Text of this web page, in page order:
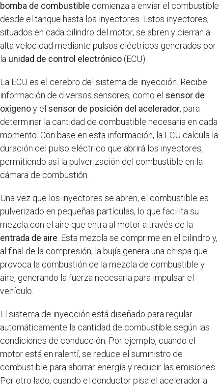
bomba de combustible comienza a enviar el combustible
desde el tanque hasta los inyectores. Estos inyectores,
situados en cada cilindro del motor, se abren y cierran a
alta velocidad mediante pulsos eléctricos generados por
la unidad de control electrónico (ECU).
La ECU es el cerebro del sistema de inyección. Recibe
información de diversos sensores, como el sensor de
oxígenoy el sensor de posición del acelerador, para
determinar la cantidad de combustible necesaria en cada
momento. Con base en esta información, la ECU calcula la
duración del pulso eléctrico que abrirá los inyectores,
permitiendo así la pulverización del combustible en la
cámara de combustión.
Una vez que los inyectores se abren, el combustible es
pulverizado en pequeñas partículas, lo que facilita su
mezcla con el aire que entra al motor a través de la
entrada de aire . Esta mezcla se comprime en el cilindro y,
al final de la compresión, la bujía genera una chispa que
provoca la combustión de la mezcla de combustible y
aire, generando la fuerza necesaria para impulsar el
vehículo.
El sistema de inyección está diseñado para regular
automáticamente la cantidad de combustible según las
condiciones de conducción. Por ejemplo, cuando el
motor está en ralentí, se reduce el suministro de
combustible para ahorrar energía y reducir las emisiones.
Por otro lado, cuando el conductor pisa el acelerador a